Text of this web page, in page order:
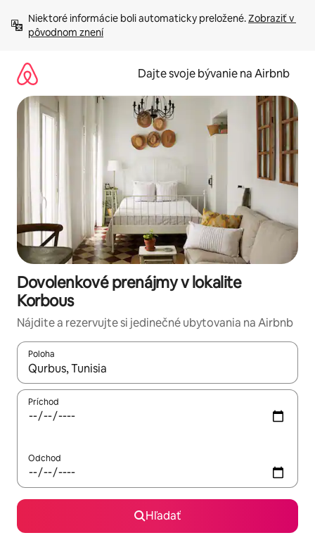
obsah.
Niektoré informácie boli automaticky preložené. Zobraziť v
pôvodnom znení
Dajte svoje bývanie na Airbnb
Dovolenkové prenájmy v lokalite
Korbous
Nájdite a rezervujte si jedinečné ubytovania na Airbnb
Poloha
Keď budú výsledky k dispozícii, môžete si ich prechádzať
Príchod
Odchod
Hľadať